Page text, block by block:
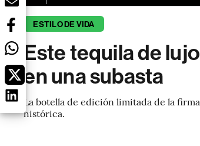
ESTILO DE VIDA
Este tequila de
en una subasta
La botella de edición limitada de la
histórica.